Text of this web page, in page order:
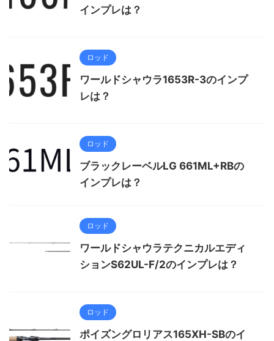
インプレは？
ロッド
ワールドシャウラ1653R-3のインプ
レは？
ロッド
ブラックレーベルLG 661ML+RBの
インプレは？
ロッド
ワールドシャウラテクニカルエディ
ションS62UL-F/2のインプレは？
ロッド
ポイズングロリアス165XH-SBのイ